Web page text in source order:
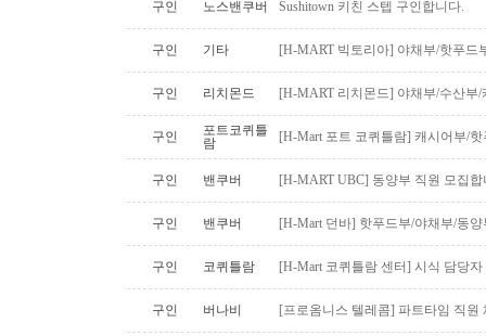
구인 노스밴쿠버 Sushitown 키친 스텝 구인합니다.
구인 기타 [H-MART 빅토리아] 야채부/핫푸드
구인 리치몬드 [H-MART 리치몬드] 야채부/수산부
구인
포트코퀴틀
람
[H-Mart 포트 코퀴틀람] 캐시어부/
구인 밴쿠버 [H-MART UBC] 동양부 직원 모집합
구인 밴쿠버 [H-Mart 던바] 핫푸드부/야채부/동
구인 코퀴틀람 [H-Mart 코퀴틀람 센터] 시식 담당
구인 버나비 [프로옴니스 텔레콤] 파트타임 직원